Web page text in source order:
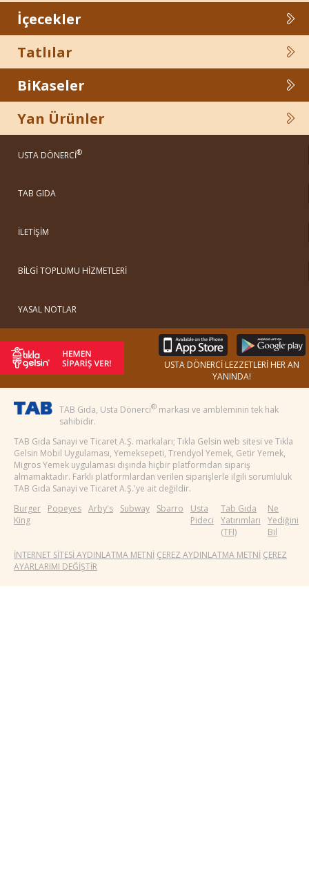
İçecekler
Tatlılar
BiKaseler
Yan Ürünler
USTA DÖNERCİ®
TAB GIDA
İLETİŞİM
BİLGİ TOPLUMU HİZMETLERİ
YASAL NOTLAR
USTA DÖNERCİ LEZZETLERİ HER AN
YANINDA!
TAB Gıda, Usta Dönerci® markası ve ambleminin tek hak
sahibidir.
TAB Gıda Sanayi ve Ticaret A.Ş. markaları; Tıkla Gelsin web sitesi ve Tıkla
Gelsin Mobil Uygulaması, Yemeksepeti, Trendyol Yemek, Getir Yemek,
Migros Yemek uygulaması dışında hiçbir platformdan sipariş
almamaktadır. Farklı platformlardan verilen siparişlerle ilgili sorumluluk
TAB Gıda Sanayi ve Ticaret A.Ş.'ye ait değildir.
Burger
King
Popeyes Arby's Subway Sbarro
Usta
Pideci
Tab Gıda
Yatırımları
(TFI)
Ne
Yediğini
Bil
İNTERNET SİTESİ AYDINLATMA METNİ ÇEREZ AYDINLATMA METNİ ÇEREZ
AYARLARIMI DEĞİŞTİR